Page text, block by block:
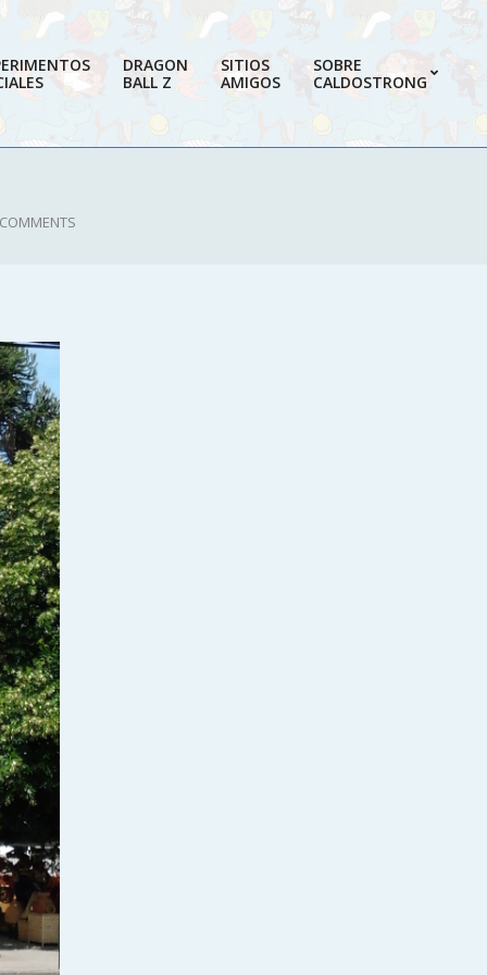
DRAGON
BALL Z
SITIOS
AMIGOS
SOBRE
CALDOSTRONG